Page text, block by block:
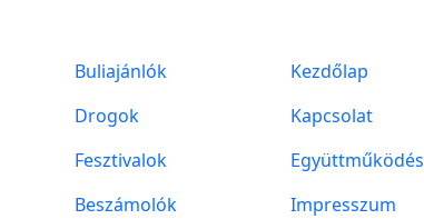
Buliajánlók
Drogok
Fesztivalok
Beszámolók
Kezdőlap
Kapcsolat
Együttműködés
Impresszum